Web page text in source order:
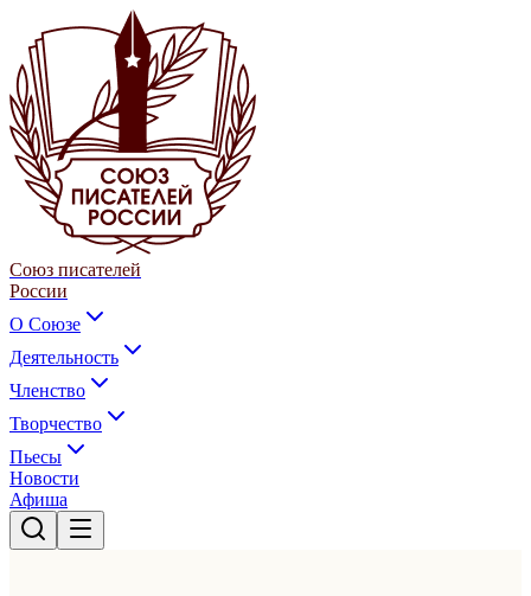
Союз писателей
России
О Союзе
Деятельность
Членство
Творчество
Пьесы
Новости
Афиша